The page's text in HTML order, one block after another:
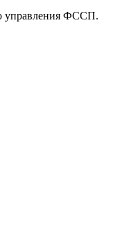
управления ФССП.